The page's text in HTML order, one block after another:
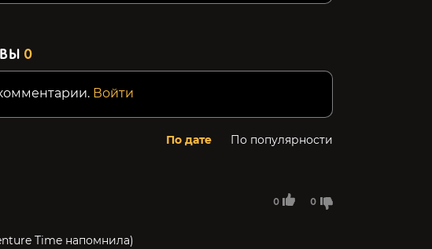
0
Войти
По дате По популярности
0 0
Time напомнила)